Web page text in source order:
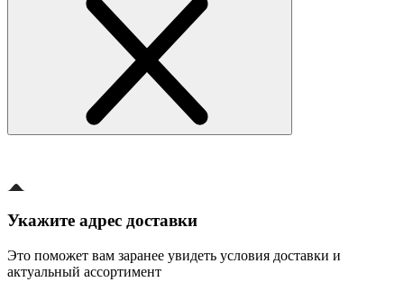
Укажите адрес доставки
Это поможет вам заранее увидеть условия доставки и
актуальный ассортимент